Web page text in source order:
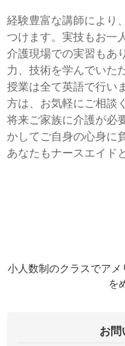
経験豊富な講師により
つけます。実技もお一
介護現場での実習もあ
力、技術を学んでいた
授業は全て英語で行い
方は、お気軽にご相談
将来ご家族に介護が必
かしてご自身の心身に
あなたもナースエイド
お問